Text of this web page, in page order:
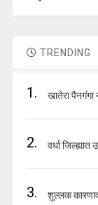
TRENDING
1. खातेरा पैनगंगा
2. वर्धा
3. शुल्लक